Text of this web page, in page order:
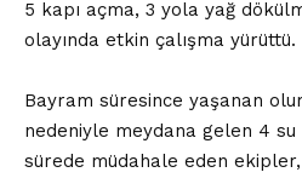
5 kapı açma, 3 yola yağ
olayında etkin çalışma yürüttü.
Bayram süresince yaşanan
nedeniyle meydana gelen 4 su
sürede müdahale eden